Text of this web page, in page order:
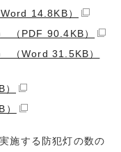
14.8KB）
（PDF 90.4KB）
（Word 31.5KB）
施する防犯灯の数の